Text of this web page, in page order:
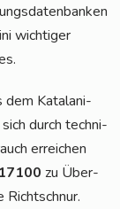
wich­ti­ger
dem Kata­la­ni­
durch tech­ni­
errei­chen
17100 zu Über­